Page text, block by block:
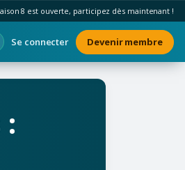
8 est ouverte, participez dès maintenant !
Se connecter Devenir membre